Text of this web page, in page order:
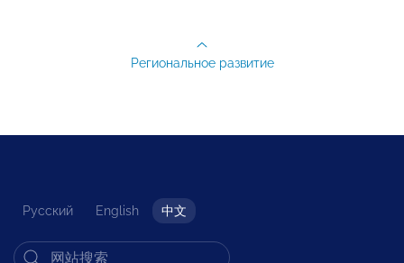
Региональное развитие
Русский English 中文